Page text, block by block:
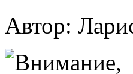
Автор: